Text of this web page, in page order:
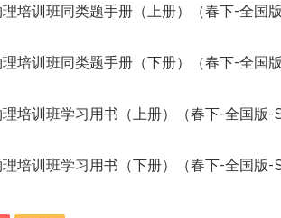
理培训班同类题手册（上册）（春下-全国
理培训班同类题手册（下册）（春下-全国
理培训班学习用书（上册）（春下-全国版-
理培训班学习用书（下册）（春下-全国版-